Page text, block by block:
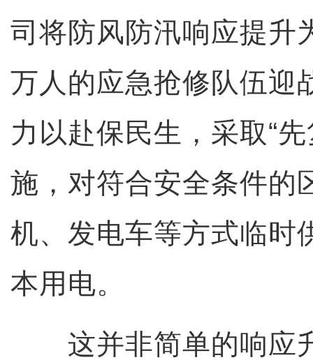
司将防风防汛响应提升
万人的应急抢修队伍迎
力以赴保民生，采取“
施，对符合安全条件的
机、发电车等方式临时
本用电。
这并非简单的响应